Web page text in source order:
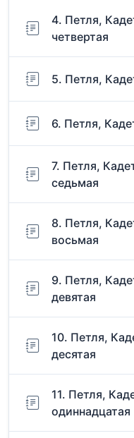
4. Петля,
четвертая
5. Петля,
6. Петля,
7. Петля,
седьмая
8. Петля,
восьмая
9. Петля,
девятая
10. Петля,
десятая
11. Петля,
одиннадцатая